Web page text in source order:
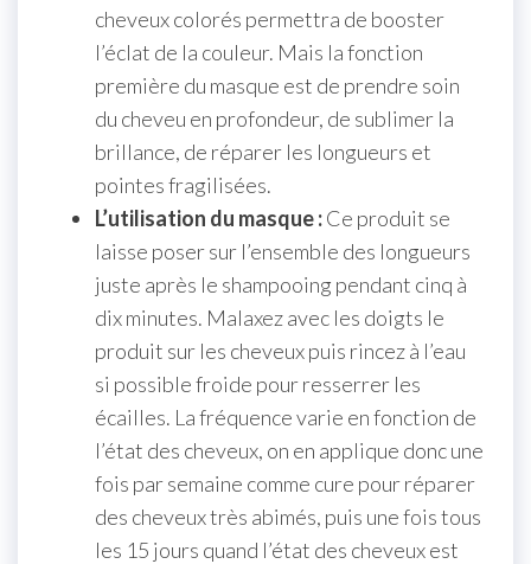
cheveux colorés permettra de booster
l’éclat de la couleur. Mais la fonction
première du masque est de prendre soin
du cheveu en profondeur, de sublimer la
brillance, de réparer les longueurs et
pointes fragilisées.
L’utilisation du masque :Ce produit se
laisse poser sur l’ensemble des longueurs
juste après le shampooing pendant cinq à
dix minutes. Malaxez avec les doigts le
produit sur les cheveux puis rincez à l’eau
si possible froide pour resserrer les
écailles. La fréquence varie en fonction de
l’état des cheveux, on en applique donc une
fois par semaine comme cure pour réparer
des cheveux très abimés, puis une fois tous
les 15 jours quand l’état des cheveux est